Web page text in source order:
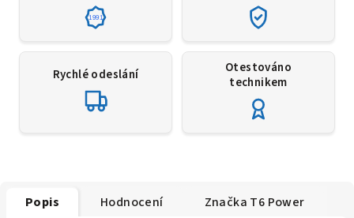
1991
Rychlé odeslání
Otestováno
technikem
Popis Hodnocení Značka T6 Power